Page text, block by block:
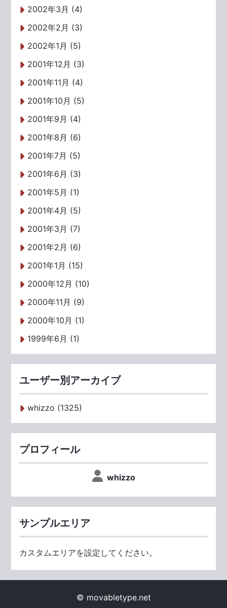
2002年3月 (4)
2002年2月 (3)
2002年1月 (5)
2001年12月 (3)
2001年11月 (4)
2001年10月 (5)
2001年9月 (4)
2001年8月 (6)
2001年7月 (5)
2001年6月 (3)
2001年5月 (1)
2001年4月 (5)
2001年3月 (7)
2001年2月 (6)
2001年1月 (15)
2000年12月 (10)
2000年11月 (9)
2000年10月 (1)
1999年6月 (1)
ユーザー別アーカイブ
whizzo (1325)
プロフィール
whizzo
サンプルエリア
カスタムエリアを設定してください。
© movabletype.net